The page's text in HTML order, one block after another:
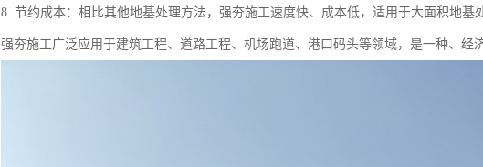
8. 节约成本：相比其他地基处理方法，强夯施工速度快、成本低，适用于大面积地基
强夯施工广泛应用于建筑工程、道路工程、机场跑道、港口码头等领域，是一种、经